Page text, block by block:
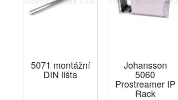
5071 montážní
DIN lišta
Johansson
5060
Prostreamer IP
Rack